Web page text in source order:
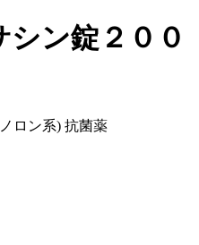
ン錠２００
ロン系) 抗菌薬